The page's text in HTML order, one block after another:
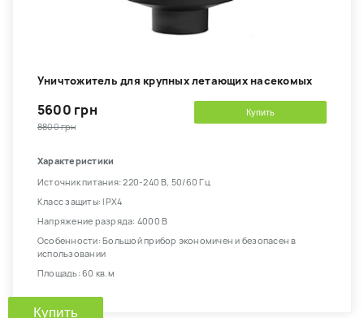
Уничтожитель для крупных летающих насекомых
5600 грн
8800 грн
Купить
Характеристики
Источник питания: 220-240 В, 50/60 Гц
Класс защиты: IPX4
Напряжение разряда: 4000 В
Особенности: Большой прибор экономичен и безопасен в
использовании
Площадь: 60 кв.м
Купить